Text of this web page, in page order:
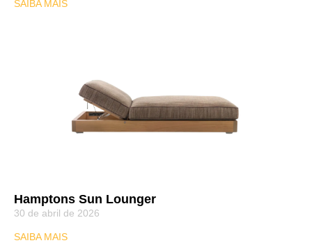
SAIBA MAIS
Hamptons Sun Lounger
30 de abril de 2026
SAIBA MAIS